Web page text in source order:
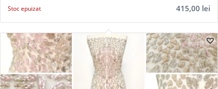
415,00 lei
Stoc epuizat